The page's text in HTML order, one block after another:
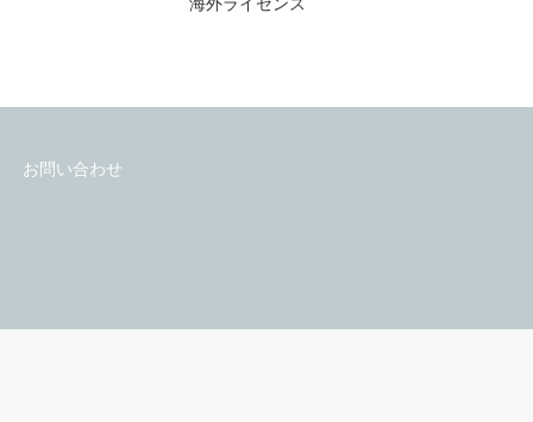
お問い合わせ